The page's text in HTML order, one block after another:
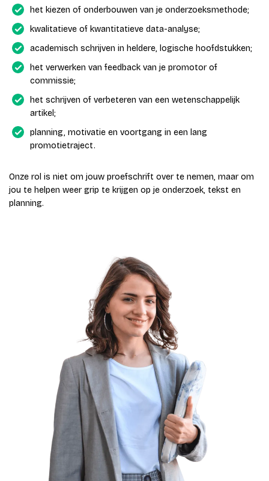
het kiezen of onderbouwen van je onderzoeksmethode;
kwalitatieve of kwantitatieve data-analyse;
academisch schrijven in heldere, logische hoofdstukken;
het verwerken van feedback van je promotor of
commissie;
het schrijven of verbeteren van een wetenschappelijk
artikel;
planning, motivatie en voortgang in een lang
promotietraject.
Onze rol is niet om jouw proefschrift over te nemen, maar om
jou te helpen weer grip te krijgen op je onderzoek, tekst en
planning.